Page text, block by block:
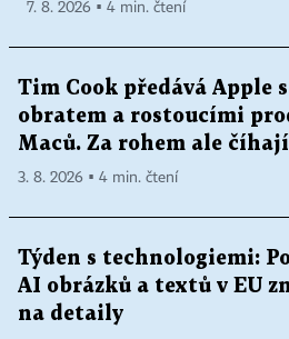
7. 8. 2026 ▪ 4 min. čtení
Tim Cook předává Apple
obratem a rostoucími
Maců. Za rohem ale
3. 8. 2026 ▪ 4 min. čtení
Týden s technologiemi:
AI obrázků a textů v EU
na detaily